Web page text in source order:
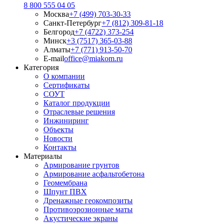
8 800 555 04 05
Москва+7 (499) 703-30-33
Санкт-Петербург+7 (812) 309-81-18
Белгород+7 (4722) 373-254
Минск+3 (7517) 365-03-88
Алматы+7 (771) 913-50-70
E-mailoffice@miakom.ru
Категория
О компании
Сертификаты
СОУТ
Каталог продукции
Отраслевые решения
Инжиниринг
Объекты
Новости
Контакты
Материалы
Армирование грунтов
Армирование асфальтобетона
Геомембрана
Шпунт ПВХ
Дренажные геокомпозиты
Противоэрозионные маты
Акустические экраны